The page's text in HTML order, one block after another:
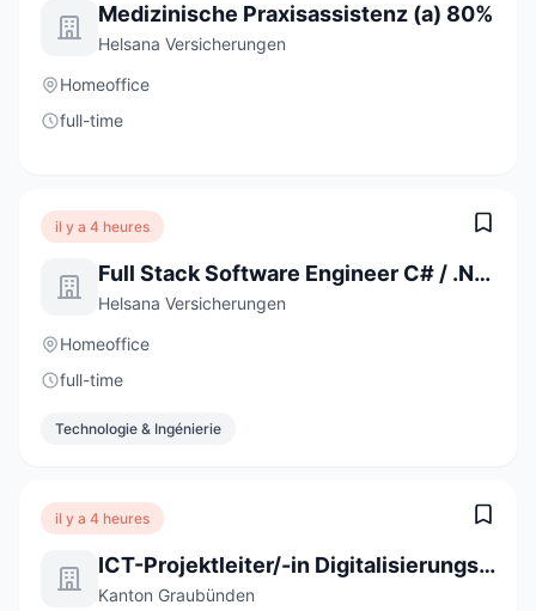
Medizinische Praxisassistenz (a) 80%
Helsana Versicherungen
Homeoffice
full-time
il y a 4 heures
Full Stack Software Engineer C# / .NET / React (a) 80-100%
Helsana Versicherungen
Homeoffice
full-time
Technologie & Ingénierie
il y a 4 heures
ICT-Projektleiter/-in Digitalisierungsprojekte 60-100 %
Kanton Graubünden